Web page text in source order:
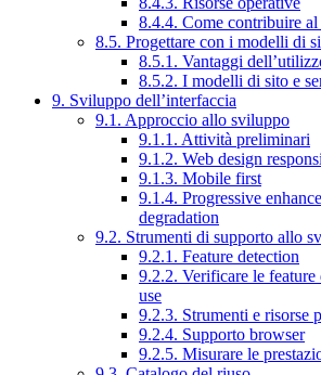
8.4.4. Come contribuire
8.5. Progettare con i modelli di
8.5.1. Vantaggi
8.5.2. I modelli di sito e
9. Sviluppo dell’interfaccia
9.1. Approccio allo sviluppo
9.1.1. Attività preliminari
9.1.2. Web design
9.1.3. Mobile first
9.1.4. Progressive
degradation
9.2. Strumenti di supporto allo
9.2.1. Feature detection
9.2.2. Verificare le
use
9.2.3. Strumenti e risorse
9.2.4. Supporto browser
9.2.5. Misurare le